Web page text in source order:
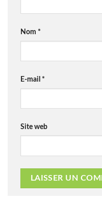
Nom *
E-mail *
Site web